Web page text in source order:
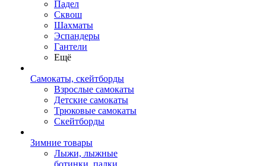
Падел
Сквош
Шахматы
Эспандеры
Гантели
Ещё
Самокаты, скейтборды
Взрослые самокаты
Детские самокаты
Трюковые самокаты
Скейтборды
Зимние товары
Лыжи, лыжные
ботинки, палки